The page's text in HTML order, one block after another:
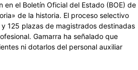
el Boletín Oficial del Estado (BOE) de
de la historia. El proceso selectivo
125 plazas de magistrados destinadas
Gamarra ha señalado que
ni dotarlos del personal auxiliar